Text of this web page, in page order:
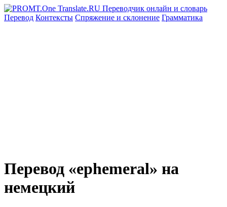
Перевод Контексты Спряжение и склонение Грамматика
Перевод «ephemeral» на
немецкий